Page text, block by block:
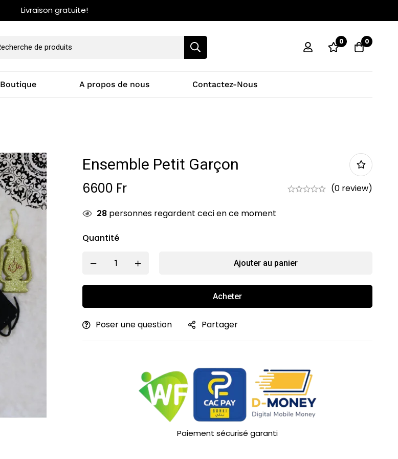
Livraison gratuite!
0 0
Boutique A propos de nous Contactez-Nous
Ensemble Petit Garçon
6600 Fr (0 review)
28 personnes regardent ceci en ce moment
Quantité
Ajouter au panier
Acheter
Poser une question Partager
Paiement sécurisé garanti